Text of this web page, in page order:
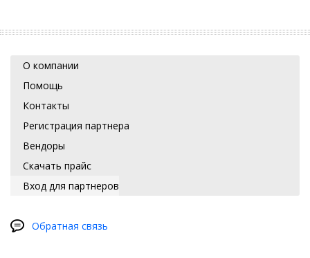
О компании
Помощь
Контакты
Регистрация партнера
Вендоры
Скачать прайс
Вход для партнеров
Обратная связь